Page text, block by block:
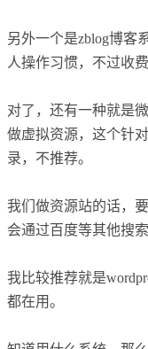
另外一个是zblog博客
人操作习惯，不过收
对了，还有一种就是
做虚拟资源，这个针
录，不推荐。
我们做资源站的话，
会通过百度等其他搜
我比较推荐就是
都在用。